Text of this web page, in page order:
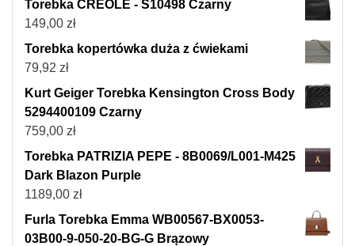
Torebka CREOLE - S10498 Czarny
149,00 zł
Torebka kopertówka duża z ćwiekami
79,92 zł
Kurt Geiger Torebka Kensington Cross Body
5294400109 Czarny
759,00 zł
Torebka PATRIZIA PEPE - 8B0069/L001-M425
Dark Blazon Purple
1189,00 zł
Furla Torebka Emma WB00567-BX0053-
03B00-9-050-20-BG-G Brązowy